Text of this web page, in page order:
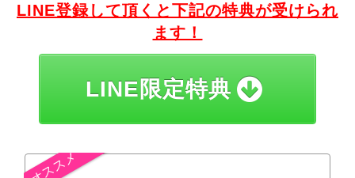
LINE登録して頂くと下記の特典が受けられ
ます！
LINE限定特典